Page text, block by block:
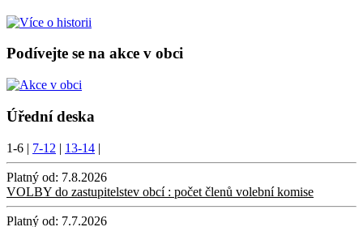
Podívejte se na akce v obci
Úřední deska
1-6 | 7-12 | 13-14 |
Platný od: 7.8.2026
VOLBY do zastupitelstev obcí : počet členů volební komise
Platný od: 7.7.2026